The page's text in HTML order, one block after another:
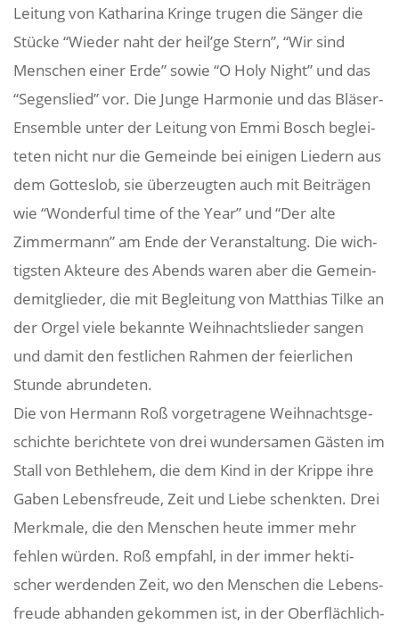
Leitung von Katha­rina Kringe trugen die Sänger die
Stücke “Wieder naht der heil’ge Stern”, “Wir sind
Menschen einer Erde” sowie “O Holy Night” und das
“Segens­lied” vor. Die Junge Harmonie und das Bläser-
Ensemble unter der Leitung von Emmi Bosch beglei­
teten nicht nur die Gemeinde bei einigen Liedern aus
dem Gotteslob, sie über­zeugten auch mit Beiträgen
wie “Wonderful time of the Year” und “Der alte
Zimmer­mann” am Ende der Veran­stal­tung. Die wich­
tigsten Akteure des Abends waren aber die Gemein­
de­mit­glieder, die mit Beglei­tung von Matthias Tilke an
der Orgel viele bekannte Weih­nachts­lieder sangen
und damit den fest­li­chen Rahmen der feier­li­chen
Stunde abrundeten.
Die von Hermann Roß vorge­tra­gene Weih­nachts­ge­
schichte berich­tete von drei wunder­samen Gästen im
Stall von Beth­lehem, die dem Kind in der Krippe ihre
Gaben Lebens­freude, Zeit und Liebe schenkten. Drei
Merk­male, die den Menschen heute immer mehr
fehlen würden. Roß empfahl, in der immer hekti­
scher werdenden Zeit, wo den Menschen die Lebens­
freude abhanden gekommen ist, in der Ober­fläch­lich­